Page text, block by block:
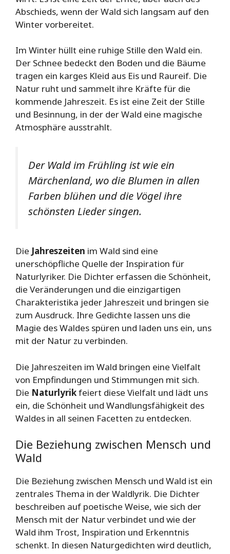
Abschieds, wenn der Wald sich langsam auf den
Winter vorbereitet.
Im Winter hüllt eine ruhige Stille den Wald ein.
Der Schnee bedeckt den Boden und die Bäume
tragen ein karges Kleid aus Eis und Raureif. Die
Natur ruht und sammelt ihre Kräfte für die
kommende Jahreszeit. Es ist eine Zeit der Stille
und Besinnung, in der der Wald eine magische
Atmosphäre ausstrahlt.
Der Wald im Frühling ist wie ein
Märchenland, wo die Blumen in allen
Farben blühen und die Vögel ihre
schönsten Lieder singen.
Die Jahreszeiten im Wald sind eine
unerschöpfliche Quelle der Inspiration für
Naturlyriker. Die Dichter erfassen die Schönheit,
die Veränderungen und die einzigartigen
Charakteristika jeder Jahreszeit und bringen sie
zum Ausdruck. Ihre Gedichte lassen uns die
Magie des Waldes spüren und laden uns ein, uns
mit der Natur zu verbinden.
Die Jahreszeiten im Wald bringen eine Vielfalt
von Empfindungen und Stimmungen mit sich.
Die Naturlyrikfeiert diese Vielfalt und lädt uns
ein, die Schönheit und Wandlungsfähigkeit des
Waldes in all seinen Facetten zu entdecken.
Die Beziehung zwischen Mensch und
Wald
Die Beziehung zwischen Mensch und Wald ist ein
zentrales Thema in der Waldlyrik. Die Dichter
beschreiben auf poetische Weise, wie sich der
Mensch mit der Natur verbindet und wie der
Wald ihm Trost, Inspiration und Erkenntnis
schenkt. In diesen Naturgedichten wird deutlich,